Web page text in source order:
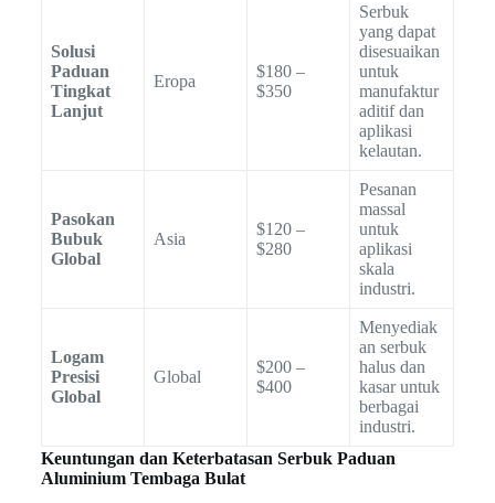
Solusi
Paduan
Tingkat
Lanjut
Eropa
$180 –
$350
Serbuk
yang dapat
disesuaikan
untuk
manufaktur
aditif dan
aplikasi
kelautan.
Pasokan
Bubuk
Global
Asia
$120 –
$280
Pesanan
massal
untuk
aplikasi
skala
industri.
Logam
Presisi
Global
Global
$200 –
$400
Menyediak
an serbuk
halus dan
kasar untuk
berbagai
industri.
Keuntungan dan Keterbatasan Serbuk Paduan
Aluminium Tembaga Bulat